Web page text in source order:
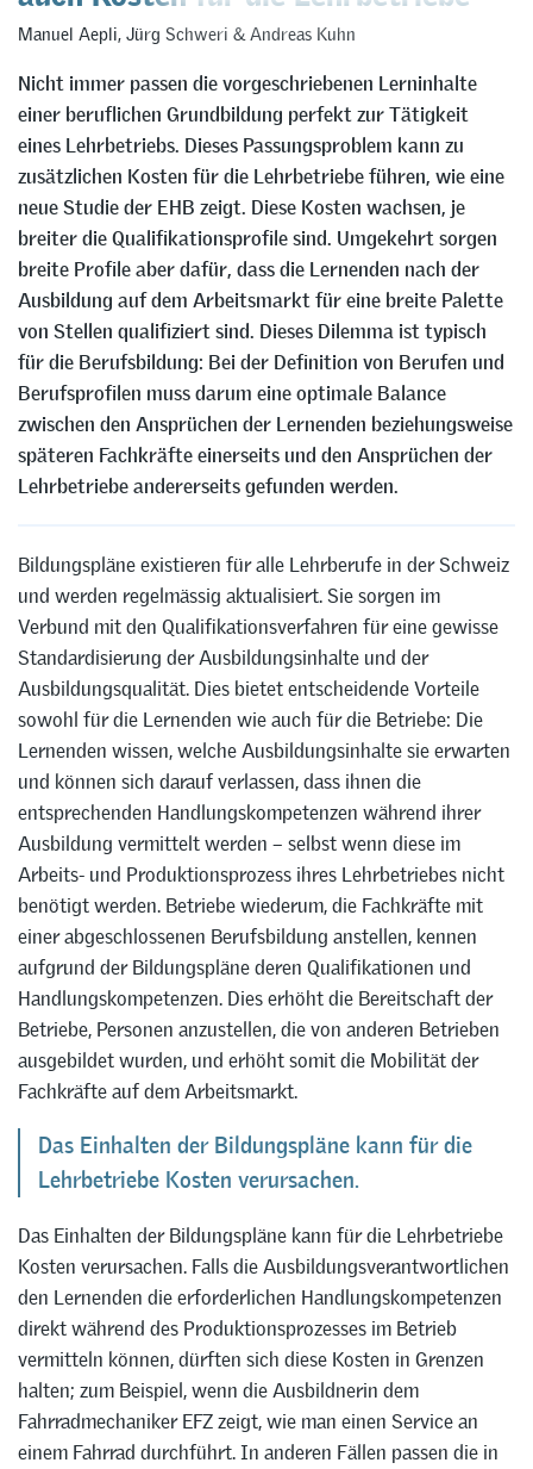
Manuel Aepli, Jürg Schweri &Andreas Kuhn
Nicht immer passen die vorgeschriebenen Lerninhalte
einer beruflichen Grundbildung perfekt zur Tätigkeit
eines Lehrbetriebs. Dieses Passungsproblem kann zu
zusätzlichen Kosten für die Lehrbetriebe führen, wie eine
neue Studie der EHB zeigt. Diese Kosten wachsen, je
breiter die Qualifikationsprofile sind. Umgekehrt sorgen
breite Profile aber dafür, dass die Lernenden nach der
Ausbildung auf dem Arbeitsmarkt für eine breite Palette
von Stellen qualifiziert sind. Dieses Dilemma ist typisch
für die Berufsbildung: Bei der Definition von Berufen und
Berufsprofilen muss darum eine optimale Balance
zwischen den Ansprüchen der Lernenden beziehungsweise
späteren Fachkräfte einerseits und den Ansprüchen der
Lehrbetriebe andererseits gefunden werden.
Bildungspläne existieren für alle Lehrberufe in der Schweiz
und werden regelmässig aktualisiert. Sie sorgen im
Verbund mit den Qualifikationsverfahren für eine gewisse
Standardisierung der Ausbildungsinhalte und der
Ausbildungsqualität. Dies bietet entscheidende Vorteile
sowohl für die Lernenden wie auch für die Betriebe: Die
Lernenden wissen, welche Ausbildungsinhalte sie erwarten
und können sich darauf verlassen, dass ihnen die
entsprechenden Handlungskompetenzen während ihrer
Ausbildung vermittelt werden – selbst wenn diese im
Arbeits- und Produktionsprozess ihres Lehrbetriebes nicht
benötigt werden. Betriebe wiederum, die Fachkräfte mit
einer abgeschlossenen Berufsbildung anstellen, kennen
aufgrund der Bildungspläne deren Qualifikationen und
Handlungskompetenzen. Dies erhöht die Bereitschaft der
Betriebe, Personen anzustellen, die von anderen Betrieben
ausgebildet wurden, und erhöht somit die Mobilität der
Fachkräfte auf dem Arbeitsmarkt.
Das Einhalten der Bildungspläne kann für die
Lehrbetriebe Kosten verursachen.
Das Einhalten der Bildungspläne kann für die Lehrbetriebe
Kosten verursachen. Falls die Ausbildungsverantwortlichen
den Lernenden die erforderlichen Handlungskompetenzen
direkt während des Produktionsprozesses im Betrieb
vermitteln können, dürften sich diese Kosten in Grenzen
halten; zum Beispiel, wenn die Ausbildnerin dem
Fahrradmechaniker EFZ zeigt, wie man einen Service an
einem Fahrrad durchführt. In anderen Fällen passen die in